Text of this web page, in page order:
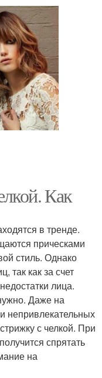
Как
в тренде.
прическами
стиль. Однако
так как за счет
лица.
Даже на
непривлекательных
с челкой. При
спрятать
на